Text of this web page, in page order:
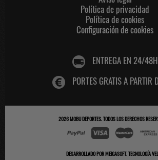
Política de privacidad
Política de cookies
Configuración de cookies
ENTREGA EN 24/48H
PORTES GRATIS A PARTIR
2026MOBU DEPORTES. TODOS LOS DERECHOS
DESARROLLADO PORMEIGASOFT.TECNOLOGÍA